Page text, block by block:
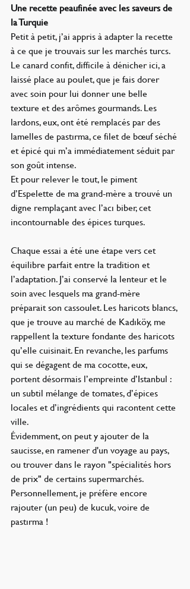
Une recette peaufinée avec les saveurs de
la Turquie
Petit à petit, j’ai appris à adapter la recette
à ce que je trouvais sur les marchés turcs.
Le canard confit, difficile à dénicher ici, a
laissé place au poulet, que je fais dorer
avec soin pour lui donner une belle
texture et des arômes gourmands. Les
lardons, eux, ont été remplacés par des
lamelles de pastırma, ce filet de bœuf séché
et épicé qui m’a immédiatement séduit par
son goût intense.
Et pour relever le tout, le piment
d’Espelette de ma grand-mère a trouvé un
digne remplaçant avec l’acı biber, cet
incontournable des épices turques.
Chaque essai a été une étape vers cet
équilibre parfait entre la tradition et
l’adaptation. J’ai conservé la lenteur et le
soin avec lesquels ma grand-mère
préparait son cassoulet. Les haricots blancs,
que je trouve au marché de Kadıköy, me
rappellent la texture fondante des haricots
qu’elle cuisinait. En revanche, les parfums
qui se dégagent de ma cocotte, eux,
portent désormais l’empreinte d’Istanbul :
un subtil mélange de tomates, d’épices
locales et d’ingrédients qui racontent cette
ville.
Évidemment, on peut y ajouter de la
saucisse, en ramener d'un voyage au pays,
ou trouver dans le rayon "spécialités hors
de prix" de certains supermarchés.
Personnellement, je préfère encore
rajouter (un peu) de kucuk, voire de
pastırma !